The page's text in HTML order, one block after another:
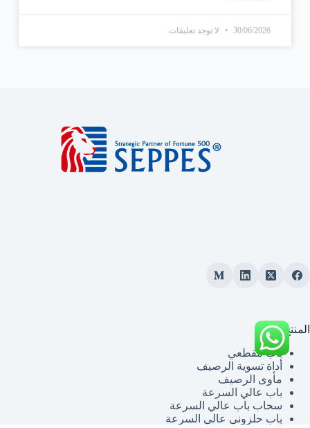
30/06/2026 لا توجد تعليقات
المنتج
باب مقطعي
أداة تسوية الرصيف
مأوى الرصيف
باب عالي السرعة
سحاب باب عالي السرعة
باب حلزوني عالي السرعة